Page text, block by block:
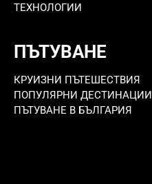
ТЕХНОЛОГИИ
ПЪТУВАНЕ
КРУИЗНИ ПЪТЕШЕСТВИЯ
ПОПУЛЯРНИ ДЕСТИНАЦИИ
ПЪТУВАНЕ В БЪЛГАРИЯ